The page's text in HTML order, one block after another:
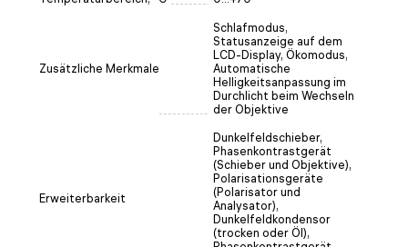
Zusätzliche Merkmale
Schlafmodus,
Statusanzeige auf dem
LCD-Display, Ökomodus,
Automatische
Helligkeitsanpassung im
Durchlicht beim Wechseln
der Objektive
Erweiterbarkeit
Dunkelfeldschieber,
Phasenkontrastgerät
(Schieber und Objektive),
Polarisationsgeräte
(Polarisator und
Analysator),
Dunkelfeldkondensor
(trocken oder Öl),